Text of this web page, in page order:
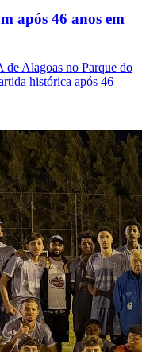
após 46 anos em
de Alagoas no Parque do
histórica após 46